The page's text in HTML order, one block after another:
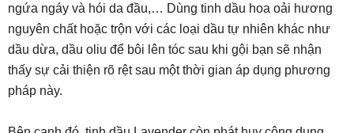
ngứa ngáy và hói da đầu,… Dùng tinh dầu hoa oải hương
nguyên chất hoặc trộn với các loại dầu tự nhiên khác như
dầu dừa, dầu oliu để bôi lên tóc sau khi gội bạn sẽ nhận
thấy sự cải thiện rõ rệt sau một thời gian áp dụng phương
pháp này.